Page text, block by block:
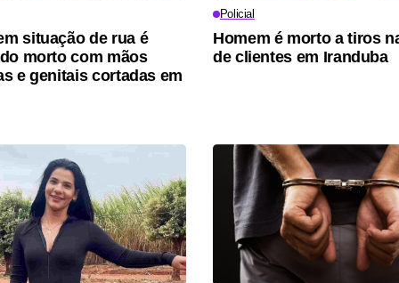
situação de rua é
morto com mãos
e genitais cortadas em
Policial
Homem é morto a tiros
de clientes em Iranduba